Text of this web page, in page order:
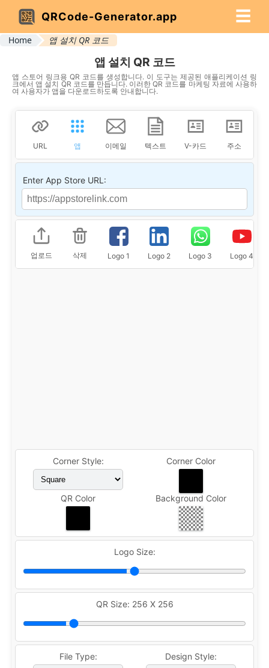
QRCode-Generator.app ☰
Home 앱 설치 QR 코드
앱 설치 QR 코드
앱 스토어 링크용 QR 코드를 생성합니다. 이 도구는 제공된 애플리케이션 링
크에서 앱 설치 QR 코드를 만듭니다. 이러한 QR 코드를 마케팅 자료에 사용하
여 사용자가 앱을 다운로드하도록 안내합니다.
URL 앱 이메일 텍스트 V-카드 주소
Enter App Store URL:
업로드 삭제 Logo 1 Logo 2 Logo 3 Logo 4
Corner Style: Corner Color
QR Color Background Color
Logo Size:
QR Size: 256 X 256
File Type: Design Style: